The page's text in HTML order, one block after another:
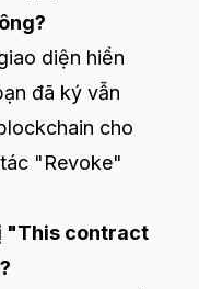
diện hiển
đã ký vẫn
cho
"Revoke"
"This contract